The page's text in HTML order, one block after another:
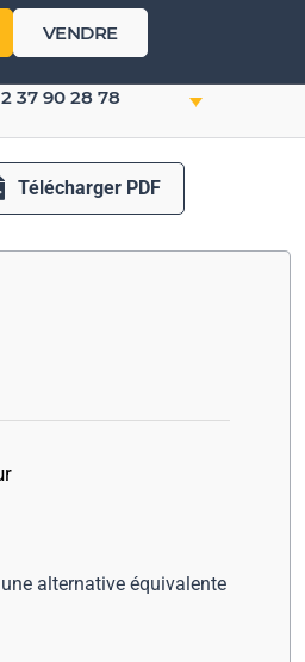
VENDRE
37 90 28 78
Télécharger PDF
alternative équivalente